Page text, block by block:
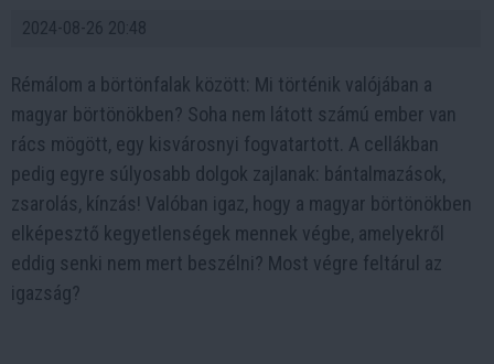
2024-08-26 20:48
Rémálom a börtönfalak között: Mi történik valójában a
magyar börtönökben? Soha nem látott számú ember van
rács mögött, egy kisvárosnyi fogvatartott. A cellákban
pedig egyre súlyosabb dolgok zajlanak: bántalmazások,
zsarolás, kínzás! Valóban igaz, hogy a magyar börtönökben
elképesztő kegyetlenségek mennek végbe, amelyekről
eddig senki nem mert beszélni? Most végre feltárul az
igazság?